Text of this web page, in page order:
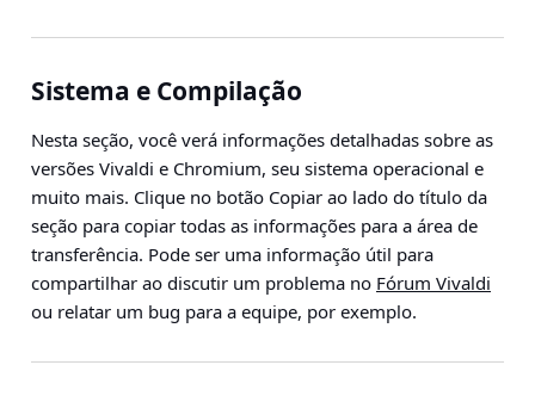
Sistema e Compilação
Nesta seção, você verá informações detalhadas sobre as
versões Vivaldi e Chromium, seu sistema operacional e
muito mais. Clique no botão Copiar ao lado do título da
seção para copiar todas as informações para a área de
transferência. Pode ser uma informação útil para
compartilhar ao discutir um problema no Fórum Vivaldi
ou relatar um bug para a equipe, por exemplo.